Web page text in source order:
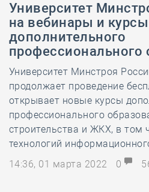
Университет
на вебинары и курсы
дополнительного
профессионального
Университет Минстроя
продолжает проведение
открывает новые курсы
профессионального
строительства и ЖКХ, в том
технологий
14:36, 01 марта 2022
0